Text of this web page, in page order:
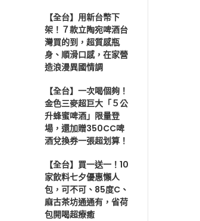
【全台】用新台幣下
架！７款立陶宛啤酒台
灣買的到，超質感瓶
身、順滑口感，在家營
造浪漫異國情調
【全台】一次喝個夠！
金色三麥超巨大「５公
升蜂蜜啤酒」限量登
場，還加贈350CC啤
酒兌換券一張超划算！
【全台】買一送一！10
家飲料七夕優惠懶人
包，可不可、85度C、
麻古茶坊通通有，省荷
包開喝超療癒